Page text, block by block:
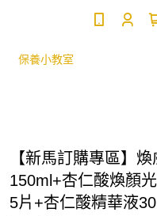
保養小教室
【新馬訂購專區】
150ml+杏仁酸煥顏
5片+杏仁酸精華液